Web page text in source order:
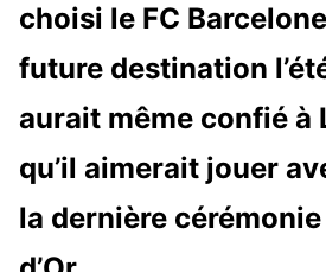
choisi le FC
future destination
aurait même confié à
qu’il aimerait jouer
la dernière